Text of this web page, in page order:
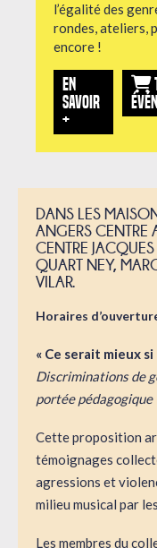
l’égalité des
rondes, ateliers,
encore !
EN
SAVOIR
+
DANS LES
ANGERS CENTRE
CENTRE
QUART NEY,
VILAR.
Horaires
« Ce serait mieux
Discriminations de
portée pédagogique
Cette proposition
témoignages
agressions et
milieu musical par
Les membres du